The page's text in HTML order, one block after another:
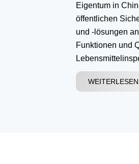
Eigentum in
öffentlichen
und -lösungen
Funktionen und
Standards
WEITERLESEN